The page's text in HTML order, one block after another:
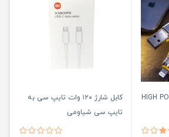
کابل شارژ ۱۲۰ وات تایپ سی به
تایپ سی شیاومی